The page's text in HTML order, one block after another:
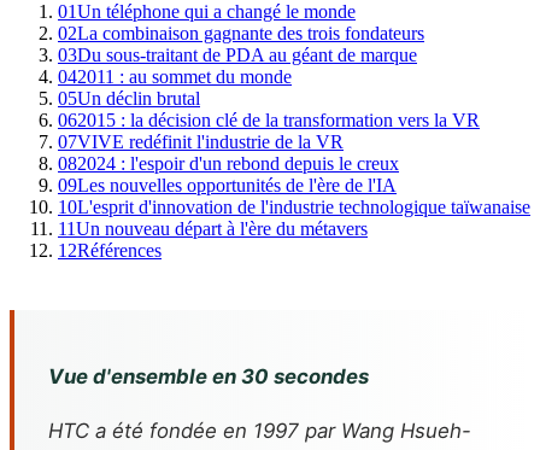
01Un téléphone qui a changé le monde
02La combinaison gagnante des trois fondateurs
03Du sous-traitant de PDA au géant de marque
042011 : au sommet du monde
05Un déclin brutal
062015 : la décision clé de la transformation vers la VR
07VIVE redéfinit l'industrie de la VR
082024 : l'espoir d'un rebond depuis le creux
09Les nouvelles opportunités de l'ère de l'IA
10L'esprit d'innovation de l'industrie technologique taïwanaise
11Un nouveau départ à l'ère du métavers
12Références
Vue d'ensemble en 30 secondes
HTC a été fondée en 1997 par Wang Hsueh-